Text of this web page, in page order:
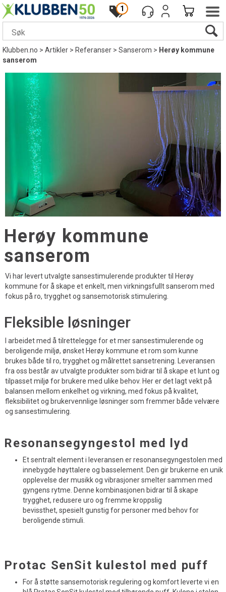
1
Klubben.no>Artikler>Referanser>Sanserom> Herøy kommune
sanserom
Herøy kommune
sanserom
Vi har levert utvalgte sansestimulerende produkter til Herøy
kommune for å skape et enkelt, men virkningsfullt sanserom med
fokus på ro, trygghet og sansemotorisk stimulering.
Fleksible løsninger
I arbeidet med å tilrettelegge for et mer sansestimulerende og
beroligende miljø, ønsket Herøy kommune et rom som kunne
brukes både til ro, trygghet og målrettet sansetrening. Leveransen
fra oss består av utvalgte produkter som bidrar til å skape et lunt og
tilpasset miljø for brukere med ulike behov. Her er det lagt vekt på
balansen mellom enkelhet og virkning, med fokus på kvalitet,
fleksibilitet og brukervennlige løsninger som fremmer både velvære
og sansestimulering.
Resonansegyngestol med lyd
Et sentralt element i leveransen er resonansegyngestolen med
innebygde høyttalere og basselement. Den gir brukerne en unik
opplevelse der musikk og vibrasjoner smelter sammen med
gyngens rytme. Denne kombinasjonen bidrar til å skape
trygghet, redusere uro og fremme kroppslig
bevissthet, spesielt gunstig for personer med behov for
beroligende stimuli.
Protac SenSit kulestol med puff
For å støtte sansemotorisk regulering og komfort leverte vi en